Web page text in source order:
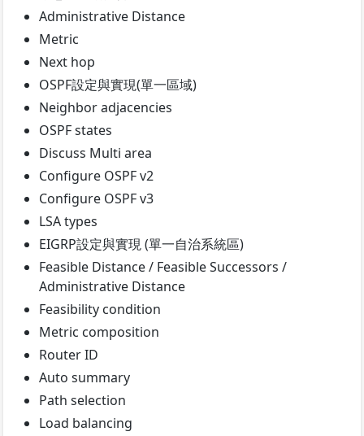
Administrative Distance
Metric
Next hop
OSPF設定與實現(單一區域)
Neighbor adjacencies
OSPF states
Discuss Multi area
Configure OSPF v2
Configure OSPF v3
LSA types
EIGRP設定與實現 (單一自治系統區)
Feasible Distance / Feasible Successors /
Administrative Distance
Feasibility condition
Metric composition
Router ID
Auto summary
Path selection
Load balancing